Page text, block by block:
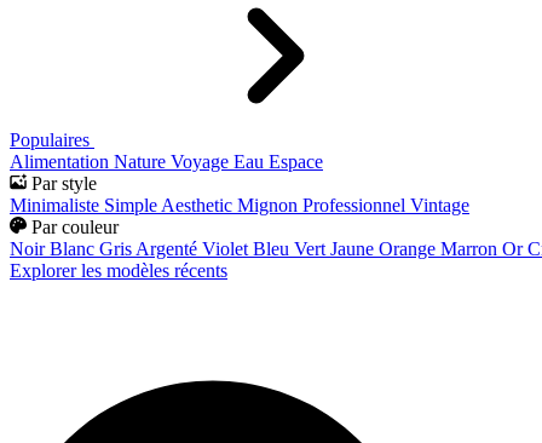
Populaires
Alimentation Nature Voyage Eau Espace
Par style
Minimaliste Simple Aesthetic Mignon Professionnel Vintage
Par couleur
Noir Blanc Gris Argenté Violet Bleu Vert Jaune Orange Marron Or
Explorer les modèles récents